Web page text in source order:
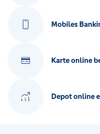
Mobiles
Karte online
Depot online